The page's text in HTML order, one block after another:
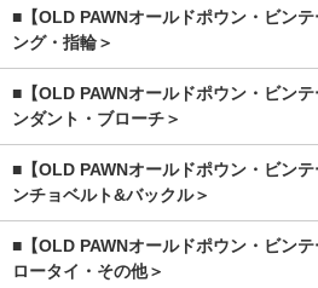
■【OLD PAWNオールドポウン・ビン
ング・指輪＞
■【OLD PAWNオールドポウン・ビン
ンダント・ブローチ＞
■【OLD PAWNオールドポウン・ビン
ンチョベルト&バックル＞
■【OLD PAWNオールドポウン・ビン
ロータイ・その他＞